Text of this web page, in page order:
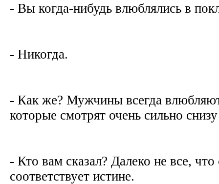
- Вы когда-нибудь влюблялись в
- Никогда.
- Как же? Мужчины всегда
которые смотрят очень сильно
- Кто вам сказал? Далеко не все, что
соответствует истине.